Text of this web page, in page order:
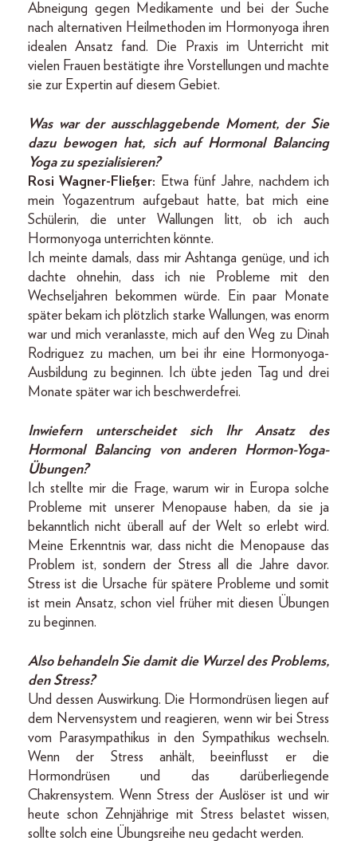
Abneigung gegen Medikamente und bei der Suche
nach alternativen Heilmethoden im Hormonyoga ihren
idealen Ansatz fand. Die Praxis im Unterricht mit
vielen Frauen bestätigte ihre Vorstellungen und machte
sie zur Expertin auf diesem Gebiet.
Was war der ausschlaggebende Moment, der Sie
dazu bewogen hat, sich auf Hormonal Balancing
Yoga zu spezialisieren?
Rosi Wagner-Fließer:
Etwa fünf Jahre, nachdem ich
mein Yogazentrum aufgebaut hatte, bat mich eine
Schülerin, die unter Wallungen litt, ob ich auch
Hormonyoga unterrichten könnte.
Ich meinte damals, dass mir Ashtanga genüge, und ich
dachte ohnehin, dass ich nie Probleme mit den
Wechseljahren bekommen würde. Ein paar Monate
später bekam ich plötzlich starke Wallungen, was enorm
war und mich veranlasste, mich auf den Weg zu Dinah
Rodriguez zu machen, um bei ihr eine Hormon­yoga-
Ausbildung zu beginnen. Ich übte jeden Tag und drei
Monate später war ich beschwerdefrei.
Inwiefern unterscheidet sich Ihr Ansatz des
Hormonal Balancing von anderen Hormon-Yoga-
Übungen?
Ich stellte mir die Frage, warum wir in Europa solche
Probleme mit unserer Menopause haben, da sie ja
bekanntlich nicht überall auf der Welt so erlebt wird.
Meine Erkenntnis war, dass nicht die Menopause das
Problem ist, sondern der Stress all die Jahre davor.
Stress ist die Ursache für spätere Probleme und somit
ist mein Ansatz, schon viel früher mit diesen Übungen
zu beginnen.
Also behandeln Sie damit die Wurzel des Problems,
den Stress?
Und dessen Auswirkung. Die Hormondrüsen liegen auf
dem Nervensystem und reagieren, wenn wir bei Stress
vom Parasympathikus in den Sympathikus wechseln.
Wenn der Stress anhält, beeinflusst er die
Hormondrüsen und das darüberliegende
Chakrensystem. Wenn Stress der Auslöser ist und wir
heute schon Zehnjährige mit Stress belastet wissen,
sollte solch eine Übungsreihe neu gedacht werden.